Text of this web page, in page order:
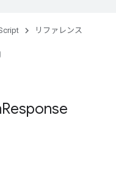
リファレンス
Response